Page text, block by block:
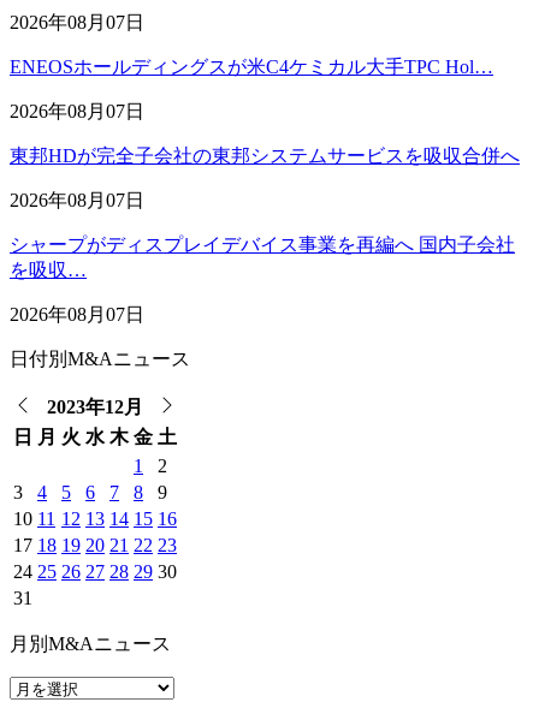
2026年08月07日
ENEOSホールディングスが米C4ケミカル大手TPC Hol…
2026年08月07日
東邦HDが完全子会社の東邦システムサービスを吸収合併へ
2026年08月07日
シャープがディスプレイデバイス事業を再編へ 国内子会社
を吸収…
2026年08月07日
日付別M&Aニュース
2023年12月
日
月 火 水 木 金 土
1
2
3
4 5 6 7 8
9
10 11 12 13 14 15 16
17 18 19 20 21 22 23
24 25 26 27 28 29 30
31
月別M&Aニュース